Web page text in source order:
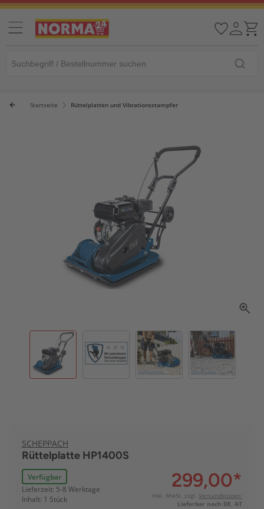
Startseite Rüttelplatten und Vibrationsstampfer
SCHEPPACH
Rüttelplatte HP1400S
Verfügbar
Lieferzeit: 5-8 Werktage
Inhalt: 1 Stück
299,00*
inkl. MwSt. zzgl. Versandkosten:
Lieferbar nach DE, AT